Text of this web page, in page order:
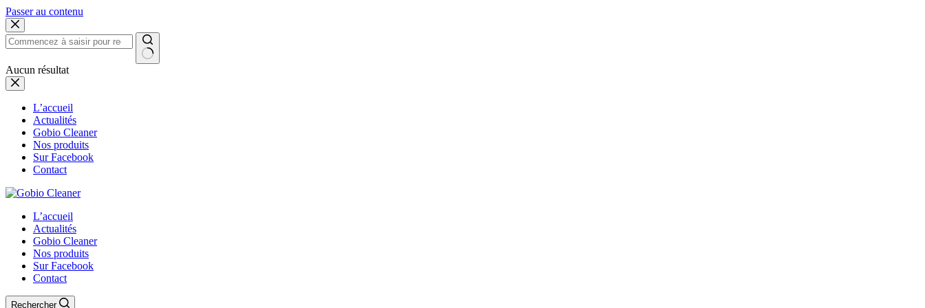
Passer au contenu
Aucun résultat
L’accueil
Actualités
Gobio Cleaner
Nos produits
Sur Facebook
Contact
L’accueil
Actualités
Gobio Cleaner
Nos produits
Sur Facebook
Contact
Rechercher